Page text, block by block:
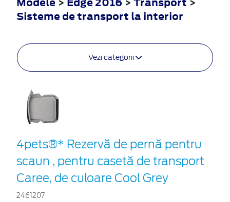
Sisteme de transport la interior
Vezi categorii
4pets®* Rezervă de pernă pentru
scaun , pentru casetă de transport
Caree, de culoare Cool Grey
2461207